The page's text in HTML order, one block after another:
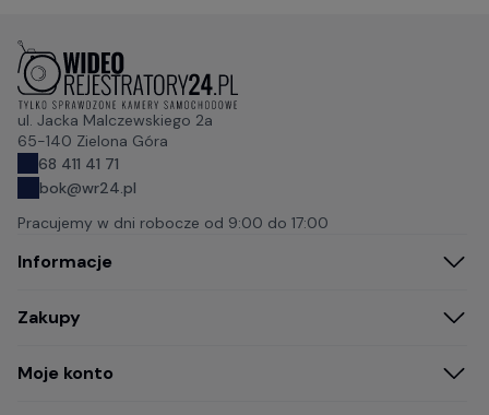
ul. Jacka Malczewskiego 2a
65-140 Zielona Góra
68 411 41 71
bok@wr24.pl
Pracujemy w dni robocze od 9:00 do 17:00
Informacje
Zakupy
Moje konto